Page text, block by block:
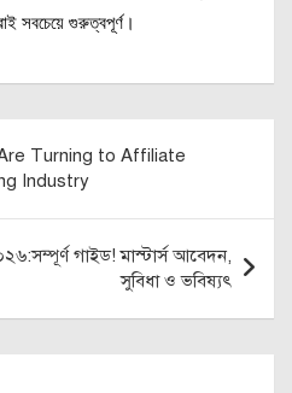
সবচেয়ে গুরুত্বপূর্ণ।
Turning to Affiliate
Industry
গাইড! মাস্টার্স আবেদন,
সুবিধা ও ভবিষ্যৎ